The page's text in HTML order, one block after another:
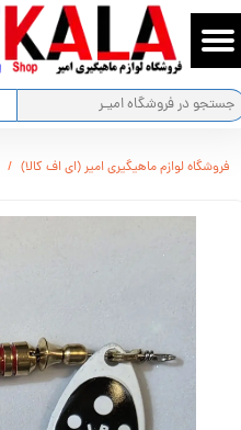
حساب کاربری من
تغییر گذر واژه
فروشگاه لوازم ماهیگیری امیر (ای اف کالا)